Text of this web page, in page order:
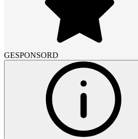
GESPONSORD